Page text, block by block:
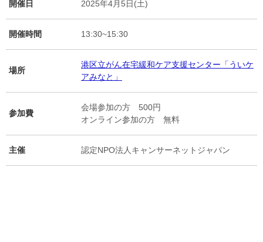
開催日 2025年4月5日(土)
開催時間 13:30~15:30
場所
港区立がん在宅緩和ケア支援センター「ういケ
アみなと」
参加費
会場参加の方 500円
オンライン参加の方 無料
主催 認定NPO法人キャンサーネットジャパン